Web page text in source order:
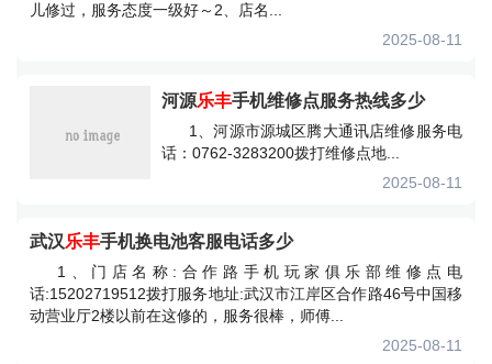
儿修过，服务态度一级好～2、店名...
2025-08-11
河源乐丰手机维修点服务热线多少
1、河源市源城区腾大通讯店维修服务电
话：0762-3283200拨打维修点地...
2025-08-11
武汉乐丰手机换电池客服电话多少
1、门店名称:合作路手机玩家俱乐部维修点电
话:15202719512拨打服务地址:武汉市江岸区合作路46号中国移
动营业厅2楼以前在这修的，服务很棒，师傅...
2025-08-11